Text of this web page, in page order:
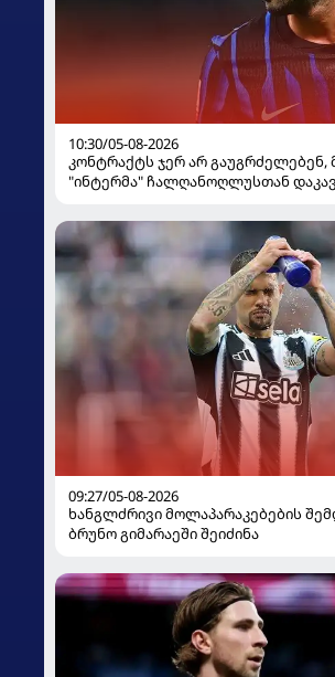
10:30/05-08-2026
კონტრაქტს ჯერ არ გაუგრძელებენ,
"ინტერმა" ჩალღანოღლუსთან
09:27/05-08-2026
ხანგლძრივი მოლაპარაკებების
ბრუნო გიმარაეში შეიძინა